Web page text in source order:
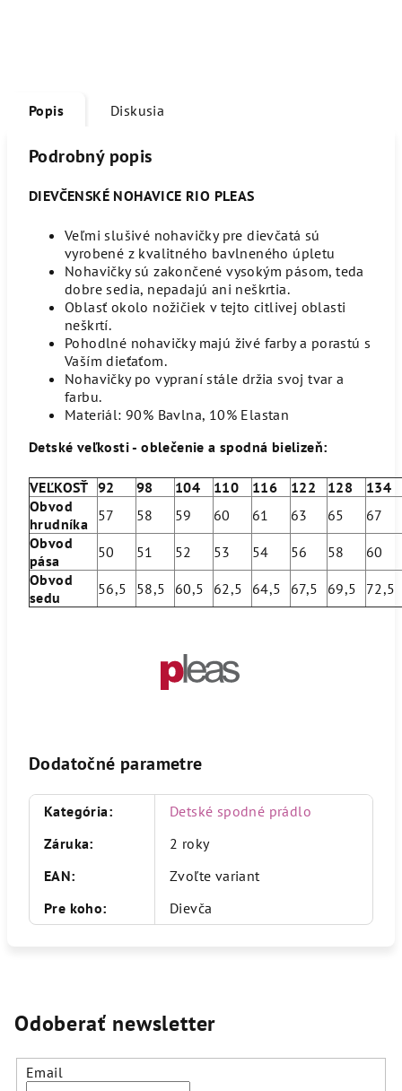
Popis Diskusia
Podrobný popis
DIEVČENSKÉ NOHAVICE RIO PLEAS
Veľmi slušivé nohavičky pre dievčatá sú
vyrobené z kvalitného bavlneného úpletu
Nohavičky sú zakončené vysokým pásom, teda
dobre sedia, nepadajú ani neškrtia.
Oblasť okolo nožičiek v tejto citlivej oblasti
neškrtí.
Pohodlné nohavičky majú živé farby a porastú s
Vaším dieťaťom.
Nohavičky po vypraní stále držia svoj tvar a
farbu.
Materiál: 90% Bavlna, 10% Elastan
Detské veľkosti - oblečenie a spodná bielizeň:
VEĽKOSŤ 92 98 104 110 116 122 128
134
Obvod
hrudníka
57 58 59 60 61 63 65
67
Obvod
pása
50 51 52 53 54 56 58
60
Obvod
sedu
56,5 58,5 60,5 62,5 64,5 67,5 69,5
Dodatočné parametre
Kategória:
Detské spodné prádlo
Záruka:
2 roky
EAN:
Zvoľte variant
Pre koho: Dievča
Odoberať newsletter
Email